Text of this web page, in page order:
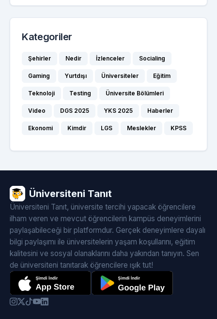
Kategoriler
Şehirler Nedir İzlenceler Socialing
Gaming Yurtdışı Üniversiteler Eğitim
Teknoloji Testing Üniversite Bölümleri
Video DGS 2025 YKS 2025 Haberler
Ekonomi Kimdir LGS Meslekler KPSS
Üniversiteni Tanıt
Üniversiteni Tanıt, üniversite tercihi yapacak öğrencilere
ilham veren ve mevcut öğrencilerin kampüs deneyimlerini
paylaşabileceği bir platformdur. Gerçek deneyimlere dayalı
bilgi paylaşımı ile üniversitelerin yaşam koşullarını, eğitim
kalitesini ve sosyal olanaklarını daha yakından tanıyın. Sen
de üniversiteni tanıtarak öğrencilere ışık tut!